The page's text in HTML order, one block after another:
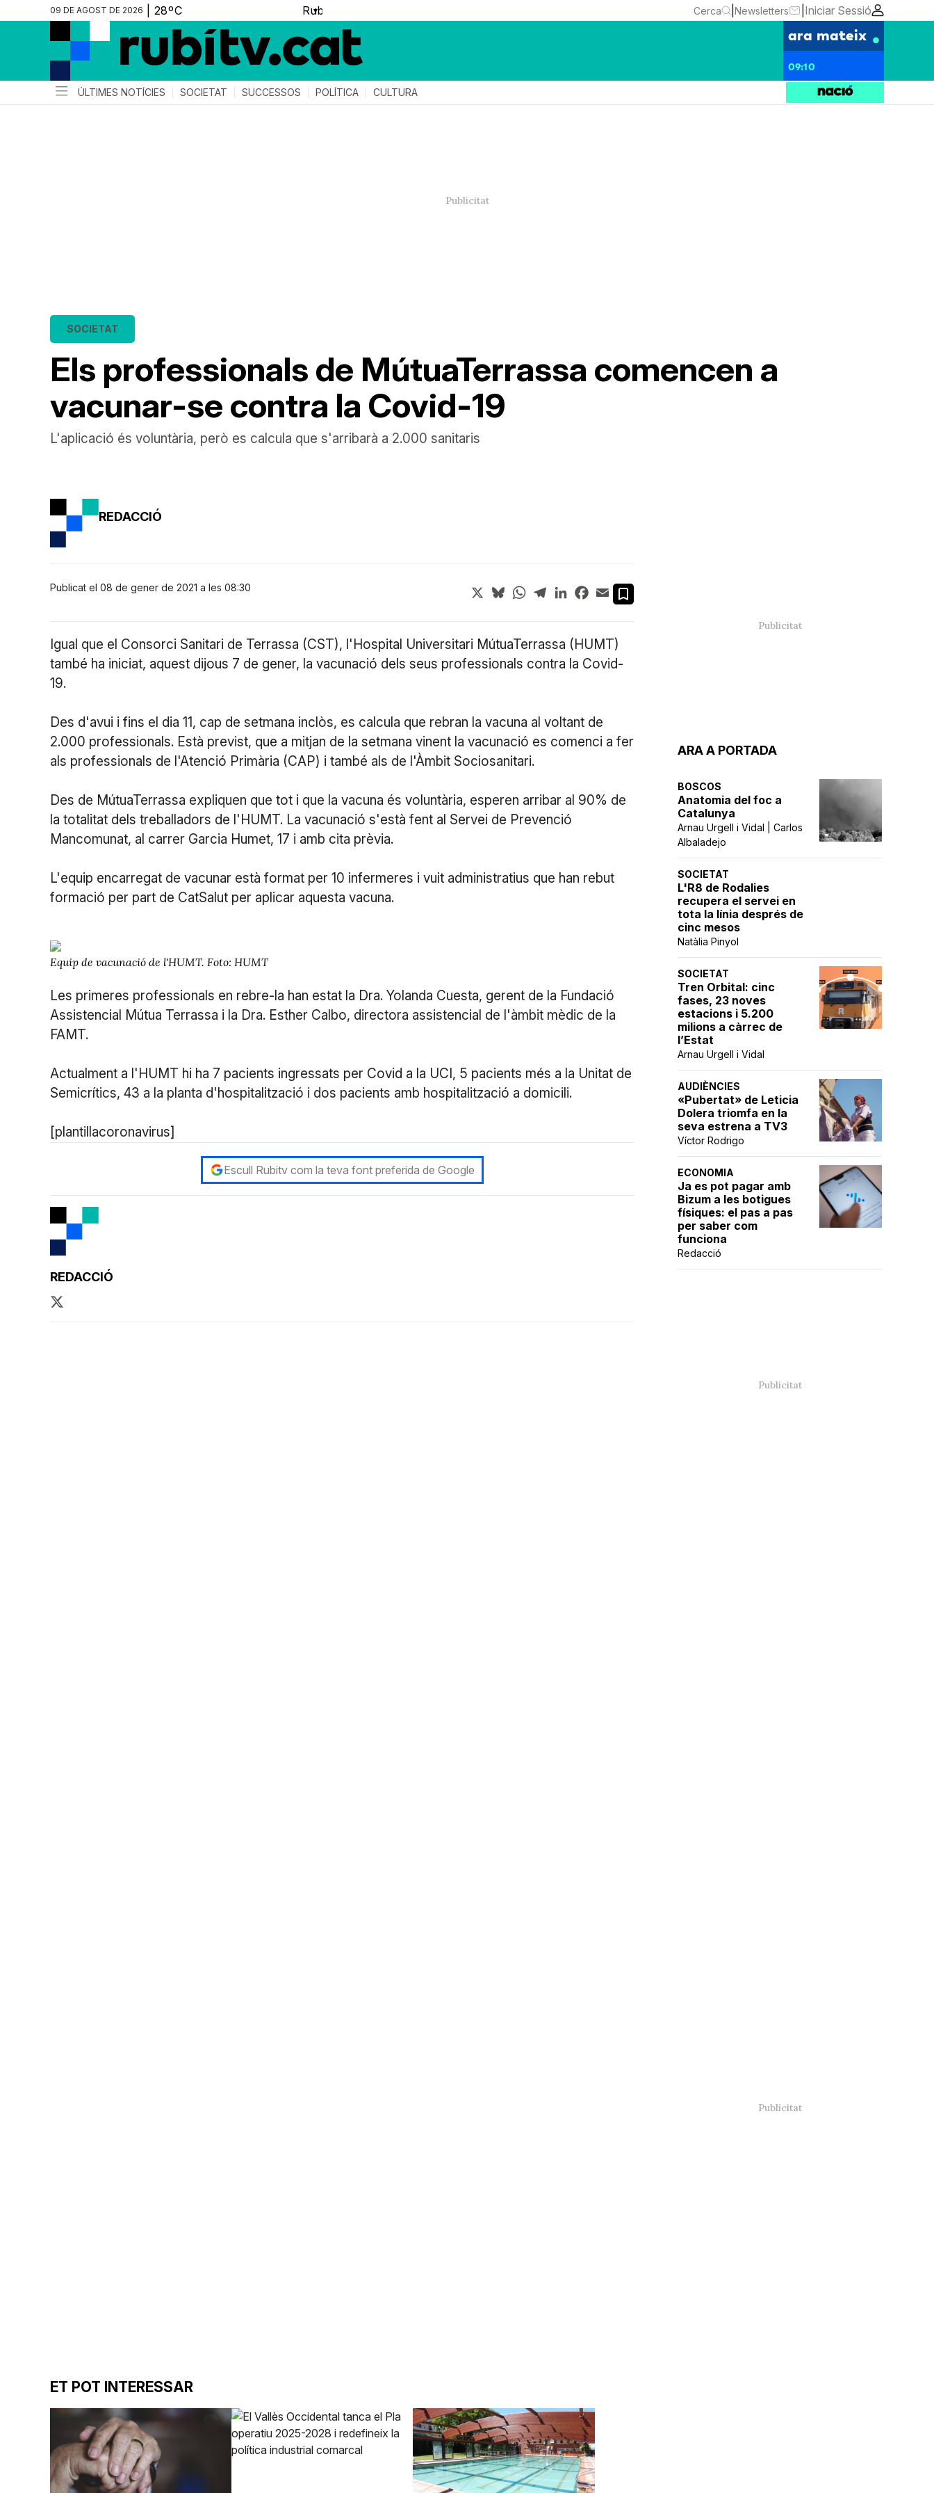
09 DE AGOST DE 2026 ▼ Cerca Newsletters Iniciar Sessió
ara mateix
09:10
ÚLTIMES NOTÍCIES SOCIETAT SUCCESSOS POLÍTICA CULTURA
Els professionals de MútuaTerrassa comencen a
vacunar-se contra la Covid-19
SOCIETAT
L'aplicació és voluntària, però es calcula que s'arribarà a 2.000 sanitaris
ARA A PORTADA
BOSCOS
Anatomia del foc a
Catalunya
Arnau Urgell i Vidal | Carlos
Albaladejo
SOCIETAT
L'R8 de Rodalies
recupera el servei en
tota la línia després de
cinc mesos
Natàlia Pinyol
SOCIETAT
Tren Orbital: cinc
fases, 23 noves
estacions i 5.200
milions a càrrec de
l’Estat
Arnau Urgell i Vidal
AUDIÈNCIES
«Pubertat» de Leticia
Dolera triomfa en la
seva estrena a TV3
Víctor Rodrigo
ECONOMIA
Ja es pot pagar amb
Bizum a les botigues
físiques: el pas a pas
per saber com
funciona
Redacció
REDACCIÓ
Publicat el 08 de gener de 2021 a les 08:30 X BlueskyWhatsApp
TelegramLinkedInFacebook
Email
Igual que el Consorci Sanitari de Terrassa (CST), l'Hospital Universitari MútuaTerrassa (HUMT)
també ha iniciat, aquest dijous 7 de gener, la vacunació dels seus professionals contra la Covid-
19.
Des d'avui i fins el dia 11, cap de setmana inclòs, es calcula que rebran la vacuna al voltant de
2.000 professionals. Està previst, que a mitjan de la setmana vinent la vacunació es comenci a fer
als professionals de l'Atenció Primària (CAP) i també als de l'Àmbit Sociosanitari.
Des de MútuaTerrassa expliquen que tot i que la vacuna és voluntària, esperen arribar al 90% de
la totalitat dels treballadors de l'HUMT. La vacunació s'està fent al Servei de Prevenció
Mancomunat, al carrer Garcia Humet, 17 i amb cita prèvia.
L'equip encarregat de vacunar està format per 10 infermeres i vuit administratius que han rebut
formació per part de CatSalut per aplicar aquesta vacuna.
Equip de vacunació de l'HUMT. Foto: HUMT
Les primeres professionals en rebre-la han estat la Dra. Yolanda Cuesta, gerent de la Fundació
Assistencial Mútua Terrassa i la Dra. Esther Calbo, directora assistencial de l'àmbit mèdic de la
FAMT.
Actualment a l'HUMT hi ha 7 pacients ingressats per Covid a la UCI, 5 pacients més a la Unitat de
Semicrítics, 43 a la planta d'hospitalització i dos pacients amb hospitalització a domicili.
[plantillacoronavirus]
Escull Rubitv com la teva font preferida de Google
REDACCIÓ
ET POT INTERESSAR